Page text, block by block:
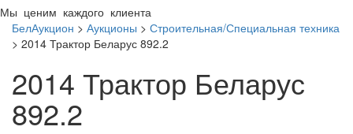
Мы ценим каждого клиента
БелАукцион > Аукционы > Строительная/Специальная техника
> 2014 Трактор Беларус 892.2
2014 Трактор Беларус
892.2